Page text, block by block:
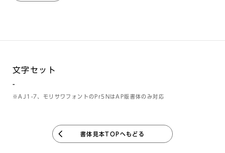
文字セット
-
※AJ1-7、モリサワフォントのPr5NはAP版書体のみ対応
書体見本TOPへもどる